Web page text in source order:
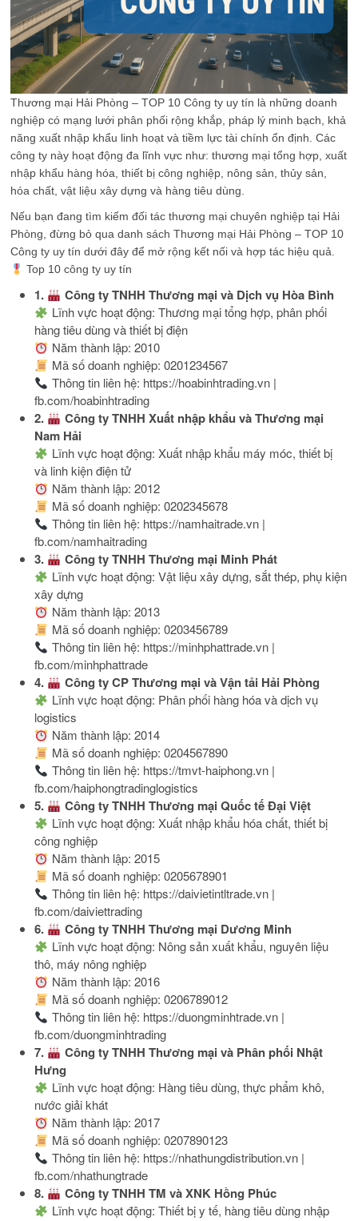
Thương mại Hải Phòng – TOP 10 Công ty uy tín là những doanh
nghiệp có mạng lưới phân phối rộng khắp, pháp lý minh bạch, khả
năng xuất nhập khẩu linh hoạt và tiềm lực tài chính ổn định. Các
công ty này hoạt động đa lĩnh vực như: thương mại tổng hợp, xuất
nhập khẩu hàng hóa, thiết bị công nghiệp, nông sản, thủy sản,
hóa chất, vật liệu xây dựng và hàng tiêu dùng.
Nếu bạn đang tìm kiếm đối tác thương mại chuyên nghiệp tại Hải
Phòng, đừng bỏ qua danh sách Thương mại Hải Phòng – TOP 10
Công ty uy tín dưới đây để mở rộng kết nối và hợp tác hiệu quả.
Top 10 công ty uy tín
1. Công ty TNHH Thương mại và Dịch vụ Hòa Bình
Lĩnh vực hoạt động: Thương mại tổng hợp, phân phối
hàng tiêu dùng và thiết bị điện
Năm thành lập: 2010
Mã số doanh nghiệp: 0201234567
Thông tin liên hệ: https://hoabinhtrading.vn |
fb.com/hoabinhtrading
2.
Công ty TNHH Xuất nhập khẩu và Thương mại
Nam Hải
Lĩnh vực hoạt động: Xuất nhập khẩu máy móc, thiết bị
và linh kiện điện tử
Năm thành lập: 2012
Mã số doanh nghiệp: 0202345678
Thông tin liên hệ: https://namhaitrade.vn |
fb.com/namhaitrading
3. Công ty TNHH Thương mại Minh Phát
Lĩnh vực hoạt động: Vật liệu xây dựng, sắt thép, phụ kiện
xây dựng
Năm thành lập: 2013
Mã số doanh nghiệp: 0203456789
Thông tin liên hệ: https://minhphattrade.vn |
fb.com/minhphattrade
4. Công ty CP Thương mại và Vận tải Hải Phòng
Lĩnh vực hoạt động: Phân phối hàng hóa và dịch vụ
logistics
Năm thành lập: 2014
Mã số doanh nghiệp: 0204567890
Thông tin liên hệ: https://tmvt-haiphong.vn |
fb.com/haiphongtradinglogistics
5. Công ty TNHH Thương mại Quốc tế Đại Việt
Lĩnh vực hoạt động: Xuất nhập khẩu hóa chất, thiết bị
công nghiệp
Năm thành lập: 2015
Mã số doanh nghiệp: 0205678901
Thông tin liên hệ: https://daivietintltrade.vn |
fb.com/daiviettrading
6. Công ty TNHH Thương mại Dương Minh
Lĩnh vực hoạt động: Nông sản xuất khẩu, nguyên liệu
thô, máy nông nghiệp
Năm thành lập: 2016
Mã số doanh nghiệp: 0206789012
Thông tin liên hệ: https://duongminhtrade.vn |
fb.com/duongminhtrading
7.
Công ty TNHH Thương mại và Phân phối Nhật
Hưng
Lĩnh vực hoạt động: Hàng tiêu dùng, thực phẩm khô,
nước giải khát
Năm thành lập: 2017
Mã số doanh nghiệp: 0207890123
Thông tin liên hệ: https://nhathungdistribution.vn |
fb.com/nhathungtrade
8. Công ty TNHH TM và XNK Hồng Phúc
Lĩnh vực hoạt động: Thiết bị y tế, hàng tiêu dùng nhập